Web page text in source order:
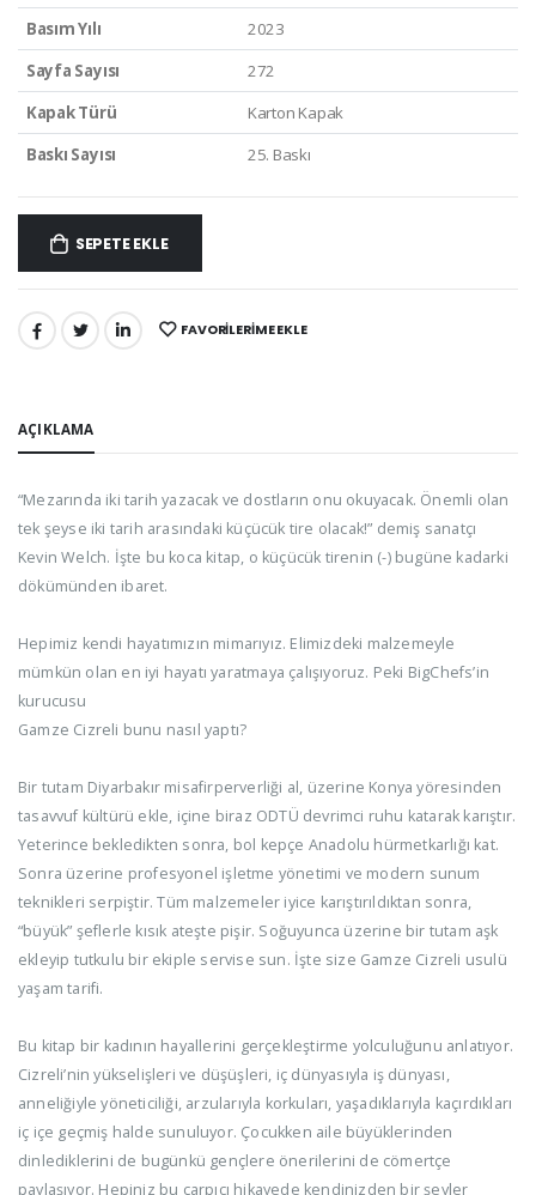
Basım Yılı
2023
Sayfa Sayısı
272
Kapak Türü
Karton Kapak
Baskı Sayısı
25. Baskı
SEPETE EKLE
PAYLAŞ: FAVORILERIME EKLE
AÇIKLAMA
“Mezarında iki tarih yazacak ve dostların onu okuyacak. Önemli olan
tek şeyse iki tarih arasındaki küçücük tire olacak!” demiş sanatçı
Kevin Welch. İşte bu koca kitap, o küçücük tirenin (-) bugüne kadarki
dökümünden ibaret.
Hepimiz kendi hayatımızın mimarıyız. Elimizdeki malzemeyle
mümkün olan en iyi hayatı yaratmaya çalışıyoruz. Peki BigChefs’in
kurucusu
Gamze Cizreli bunu nasıl yaptı?
Bir tutam Diyarbakır misafirperverliği al, üzerine Konya yöresinden
tasavvuf kültürü ekle, içine biraz ODTÜ devrimci ruhu katarak karıştır.
Yeterince bekledikten sonra, bol kepçe Anadolu hürmetkarlığı kat.
Sonra üzerine profesyonel işletme yönetimi ve modern sunum
teknikleri serpiştir. Tüm malzemeler iyice karıştırıldıktan sonra,
“büyük” şeflerle kısık ateşte pişir. Soğuyunca üzerine bir tutam aşk
ekleyip tutkulu bir ekiple servise sun. İşte size Gamze Cizreli usulü
yaşam tarifi.
Bu kitap bir kadının hayallerini gerçekleştirme yolculuğunu anlatıyor.
Cizreli’nin yükselişleri ve düşüşleri, iç dünyasıyla iş dünyası,
anneliğiyle yöneticiliği, arzularıyla korkuları, yaşadıklarıyla kaçırdıkları
iç içe geçmiş halde sunuluyor. Çocukken aile büyüklerinden
dinlediklerini de bugünkü gençlere önerilerini de cömertçe
paylaşıyor. Hepiniz bu çarpıcı hikayede kendinizden bir şeyler